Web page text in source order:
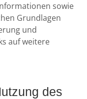
sowie
Grundlagen
und
auf weitere
des